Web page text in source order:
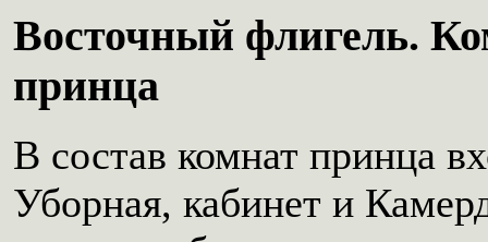
Восточный флигель.
принца
В состав комнат принца
Уборная, кабинет и